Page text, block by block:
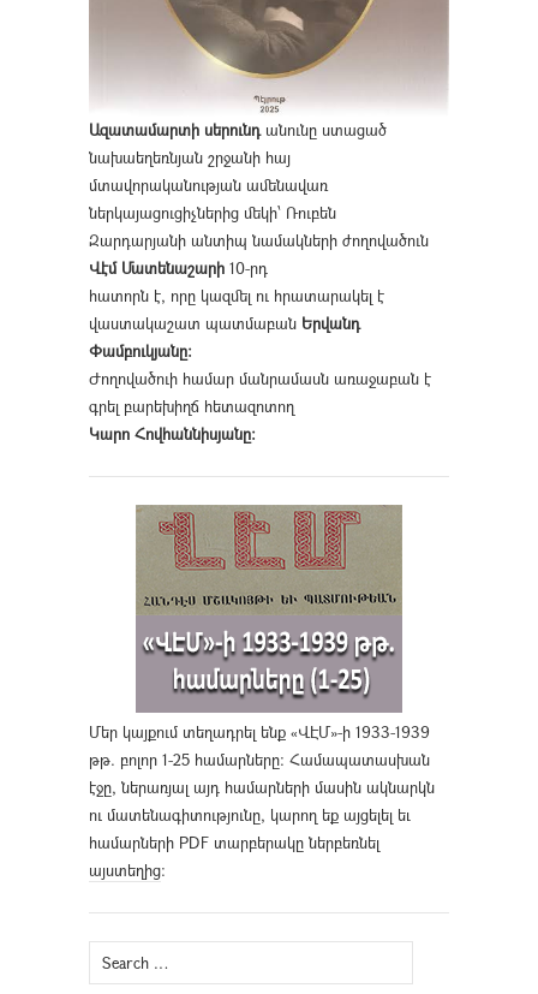
Ազատամարտի սերունդանունը ստացած
նախաեղեռնյան շրջանի հայ
մտավորականության ամենավառ
ներկայացուցիչներից մեկի՝ Ռուբեն
Զարդարյանի անտիպ նամակների ժողովածուն
Վէմ Մատենաշարի 10-րդ
հատորն է, որը կազմել ու հրատարակել է
վաստակաշատ պատմաբան Երվանդ
Փամբուկյանը։
Ժողովածուի համար մանրամասն առաջաբան է
գրել բարեխիղճ հետազոտող
Կարո Հովհաննիսյանը։
Մեր կայքում տեղադրել ենք «ՎԷՄ»-ի 1933-1939
թթ. բոլոր 1-25 համարները։ Համապատասխան
էջը, ներառյալ այդ համարների մասին ակնարկն
ու մատենագիտությունը, կարող եք այցելել եւ
համարների PDF տարբերակը ներբեռնել
այստեղից։
Search
for: